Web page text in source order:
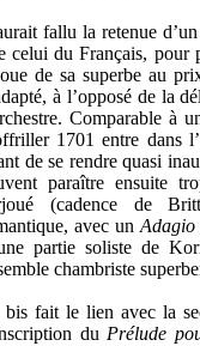
fallu la retenue
celui du Français, pour
de sa superbe au
à l’opposé de la
Comparable à
1701 entre dans
de se rendre quasi
paraître ensuite
(cadence de
avec un Adagio
partie soliste de
chambriste
fait le lien avec la
du Prélude